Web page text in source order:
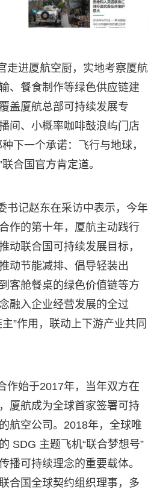
走进厦航空厨，实地考察厦航
、餐食制作等绿色供应链建
盖厦航总部可持续发展专
间、小概率咖啡鼓浪屿门店
下一个承诺：飞行与地球，
合国官方肯定道。
书记赵东在采访中表示，今年
作的第十年，厦航主动践行
动联合国可持续发展目标，
动节能减排、倡导轻装出
客舱餐桌的绿色价值链等方
融入企业经营发展的全过
”作用，联动上下游产业共同
作始于2017年，当年双方在
厦航成为全球首家签署可持
航空公司。2018年，全球唯
SDG 主题飞机“联合梦想号”
播可持续理念的重要载体。
合国全球契约组织理事，多